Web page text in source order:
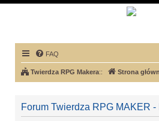
FAQ
Twierdza RPG Makera:: Strona
Forum Twierdza RPG MAKER -